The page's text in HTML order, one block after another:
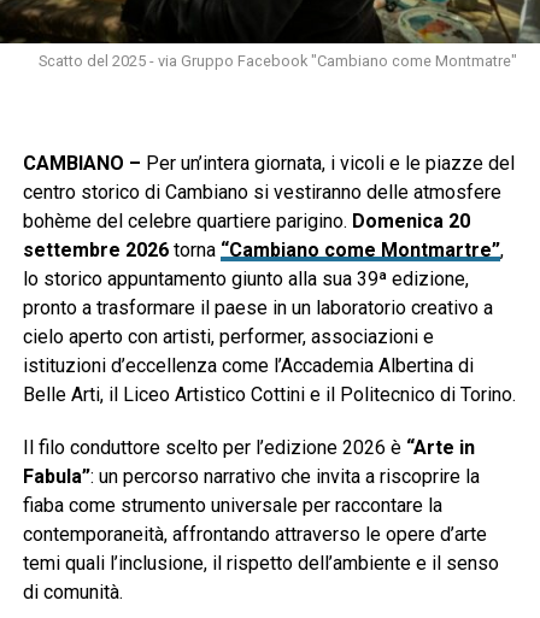
Scatto del 2025 - via Gruppo Facebook "Cambiano come Montmatre"
CAMBIANO – Per un’intera giornata, i vicoli e le piazze del
centro storico di Cambiano si vestiranno delle atmosfere
bohème del celebre quartiere parigino. Domenica 20
settembre 2026torna “Cambiano come Montmartre”,
lo storico appuntamento giunto alla sua 39ª edizione,
pronto a trasformare il paese in un laboratorio creativo a
cielo aperto con artisti, performer, associazioni e
istituzioni d’eccellenza come l’Accademia Albertina di
Belle Arti, il Liceo Artistico Cottini e il Politecnico di Torino.
Il filo conduttore scelto per l’edizione 2026 è “Arte in
Fabula”: un percorso narrativo che invita a riscoprire la
fiaba come strumento universale per raccontare la
contemporaneità, affrontando attraverso le opere d’arte
temi quali l’inclusione, il rispetto dell’ambiente e il senso
di comunità.